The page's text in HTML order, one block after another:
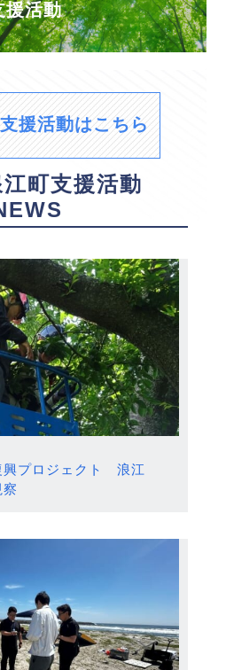
援活動
援活動はこちら
町支援活動
興プロジェクト 浪江